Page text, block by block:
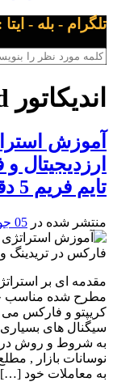
تلگرام - بله - ایتا : 09364549266 موبایل :
اندیکاتور SSl Hybrid
آموزش
ارزدیجیتال
تایم فریم 5 دقیقه
منتشر شده در 05 جولای 2023
مطرح شده مناسب
سیگنال های
به شروط و روش
نوسانات بازار ,
به معاملات خود […]